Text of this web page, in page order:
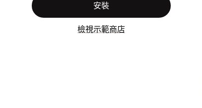
安裝
檢視示範商店